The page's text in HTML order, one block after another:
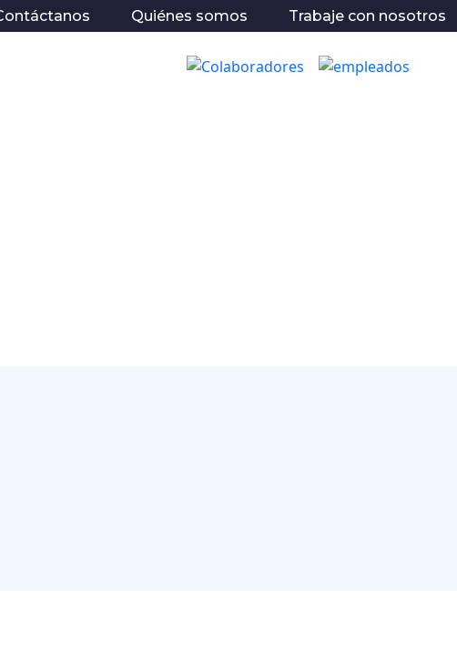
Quiénes somos Trabaje con nosotros